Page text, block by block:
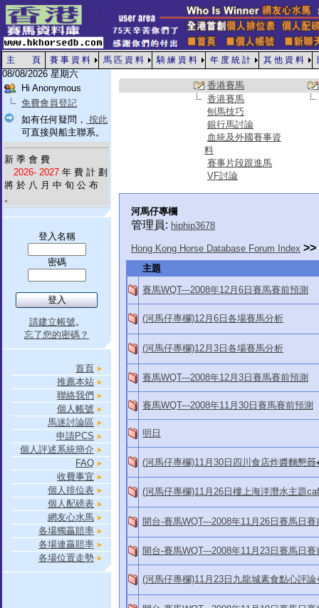
主 頁 賽 事 資 料 馬 匹 資 料 騎 練 資 料 年 度 統 計 其 他 資 料
08/08/2026 星期六
Hi Anonymous
免費會員登記
如有任何疑問， 按此
可直接與船主聯系。
新 季 會 費
2026- 2027 年 費 計 劃
將 於 八 月 中 旬 公 布
。
登入名稱
密碼
請建立帳號。
忘了您的密碼？
首頁
推薦本站
聯絡我們
個人帳號
馬迷討論區
申請PCS
個人評述系統簡介
FAQ
收費事宜
個人排位表
個人配磅表
網友心水馬
各場獨贏賠率
各場連贏賠率
各場位置走勢
香港賽馬
香港賽馬
刨馬技巧
銀行馬討論
血統及外國賽事資
料
賽事片段跟進馬
VF討論
河馬仔專欄
管理員: hiphip3678
Hong Kong Horse Database Forum Index >>
主題
賽馬WQT---2008年12月6日賽馬賽前預測
(河馬仔專欄)12月6日各場賽馬分析
(河馬仔專欄)12月3日各場賽馬分析
賽馬WQT---2008年12月3日賽馬賽前預測
賽馬WQT---2008年11月30日賽馬賽前預測
明日
(河馬仔專欄)11月30日四川食店炸醬麵懇
(河馬仔專欄)11月26日樓上海洋潛水主題
開台-賽馬WQT---2008年11月26日賽馬日賽
開台-賽馬WQT---2008年11月23日賽馬日賽
(河馬仔專欄)11月23日九龍城素食點心評